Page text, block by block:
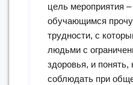
цель мероприятия
обучающимся
трудности, с
людьми с
здоровья, и понять,
соблюдать при